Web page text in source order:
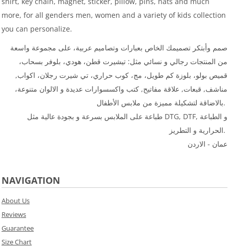
more, for all genders men, women and a variety of kids collection
you can personalize.
صمم وأبتكر تصميمك الخاص بعبارات وتصاميم عربية، على مجموعة واسعة
من المنتجات رجالي و نسائي مثل: تيشيرت قطن، هودي، بلوفر بسحاب،
قميص بولو، بلوزة كم طويل، مج، كوب حراري، تي شيرت رجلان، اكواب,
مناشف, قبعات, علاقة مفاتيح, كتب واكسسوارات عديدة و الالوان متنوعة،
بالاضاقة لتشكيلة مميزة من ملابس الأطفال.
طباعة على الملابس بسرعة و بجودة عالية مثل DTG, DTF, و الطباعة
الحرارية و التطريز.
عمان - الاردن
NAVIGATION
About Us
Reviews
Guarantee
Size Chart